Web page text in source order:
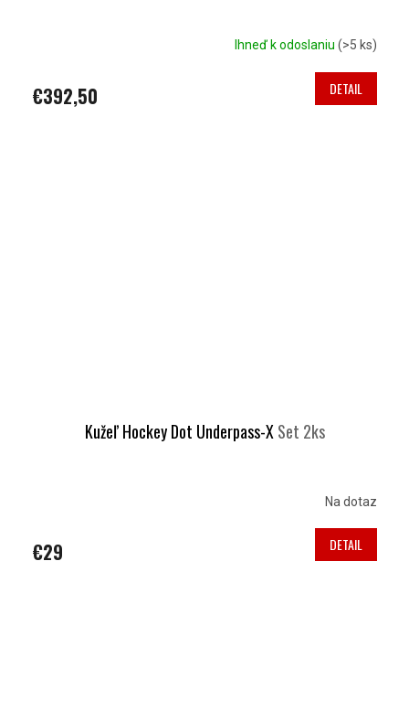
R
M
O
Ihneď k odoslaniu (>5 ks)
€392,50 DETAIL
Kužeľ Hockey Dot Underpass-XSet 2ks
Na dotaz
€29 DETAIL